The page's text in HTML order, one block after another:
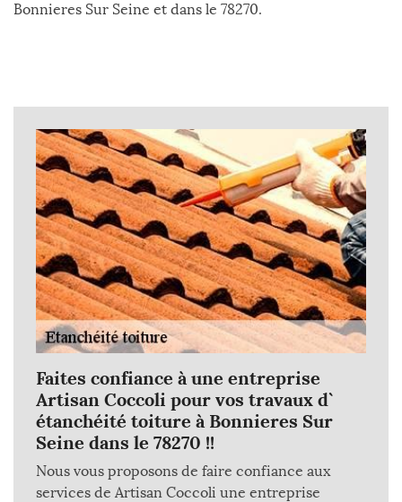
Bonnieres Sur Seine et dans le 78270.
Faites confiance à une entreprise
Artisan Coccoli pour vos travaux d`
étanchéité toiture à Bonnieres Sur
Seine dans le 78270 !!
Nous vous proposons de faire confiance aux
services de Artisan Coccoli une entreprise